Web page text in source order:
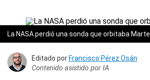
La NASA perdió una sonda que orbitaba Marte.
Editado porFrancisco Pérez Osán
Contenido asistido por IA